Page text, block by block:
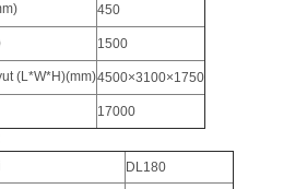
450
1500
(L*W*H)(mm)4500×3100×1750
17000
DL180